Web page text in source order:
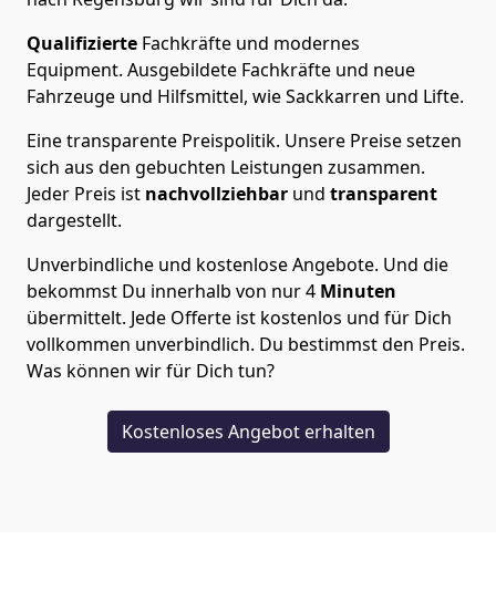
Qualifizierte Fachkräfte und modernes
Equipment. Ausgebildete Fachkräfte und neue
Fahrzeuge und Hilfsmittel, wie Sackkarren und Lifte.
Eine transparente Preispolitik. Unsere Preise setzen
sich aus den gebuchten Leistungen zusammen.
Jeder Preis ist nachvollziehbar und transparent
dargestellt.
Unverbindliche und kostenlose Angebote. Und die
bekommst Du innerhalb von nur4 Minuten
übermittelt. Jede Offerte ist kostenlos und für Dich
vollkommen unverbindlich. Du bestimmst den Preis.
Was können wir für Dich tun?
Kostenloses Angebot erhalten